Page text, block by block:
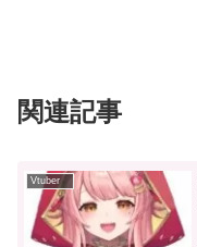
関連記事
Vtuber